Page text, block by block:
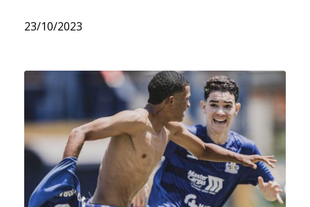
23/10/2023